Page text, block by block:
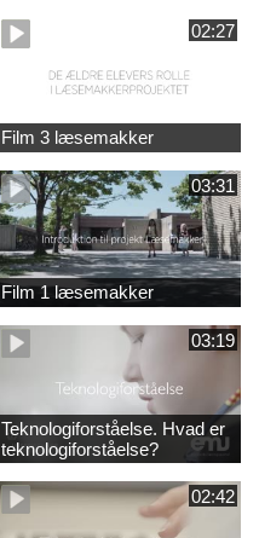
02:27
Film 3 læsemakker
03:31
Film 1 læsemakker
03:19
Teknologiforståelse. Hvad er
teknologiforståelse?
02:42